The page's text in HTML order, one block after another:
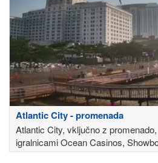
Atlantic City - promenada
Atlantic City, vključno z
igralnicami Ocean Casinos,
Pier